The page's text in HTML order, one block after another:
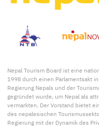
Nepal Tourism Board ist eine
1998 durch einen Parlamentsakt
Regierung Nepals und der
gegründet wurde, um Nepal als
vermarkten. Der Vorstand bietet
des nepalesischen
Regierung mit der Dynamik des